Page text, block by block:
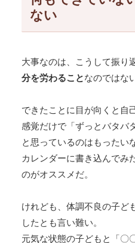
ない
大事なのは、こうして振り
分を労わることなのではな
できたことに目が向くと自
感覚だけで「ずっとバタバ
と思っているのはもったい
カレンダーに書き込んでみ
のがオススメだ。
けれども、体調不良の子ど
したとも言い難い。
元気な状態の子どもと「〇